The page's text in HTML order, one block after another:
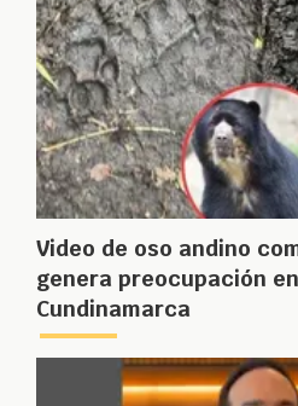
Video de oso andino
genera preocupación
Cundinamarca